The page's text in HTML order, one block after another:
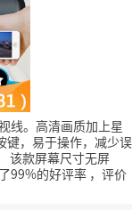
线。高清画质加上星
键，易于操作，减少误
该款屏幕尺寸无屏
99%的好评率 ，评价